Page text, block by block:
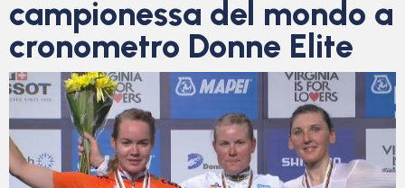
campionessa del mondo a
cronometro Donne Elite